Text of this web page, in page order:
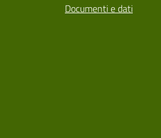
Documenti e dati